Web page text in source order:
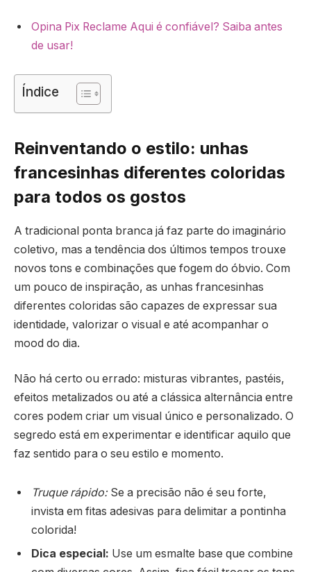
Opina Pix Reclame Aqui é confiável? Saiba antes
de usar!
Índice
Reinventando o estilo: unhas
francesinhas diferentes coloridas
para todos os gostos
A tradicional ponta branca já faz parte do imaginário
coletivo, mas a tendência dos últimos tempos trouxe
novos tons e combinações que fogem do óbvio. Com
um pouco de inspiração, as unhas francesinhas
diferentes coloridas são capazes de expressar sua
identidade, valorizar o visual e até acompanhar o
mood do dia.
Não há certo ou errado: misturas vibrantes, pastéis,
efeitos metalizados ou até a clássica alternância entre
cores podem criar um visual único e personalizado. O
segredo está em experimentar e identificar aquilo que
faz sentido para o seu estilo e momento.
Truque rápido:Se a precisão não é seu forte,
invista em fitas adesivas para delimitar a pontinha
colorida!
Dica especial: Use um esmalte base que combine